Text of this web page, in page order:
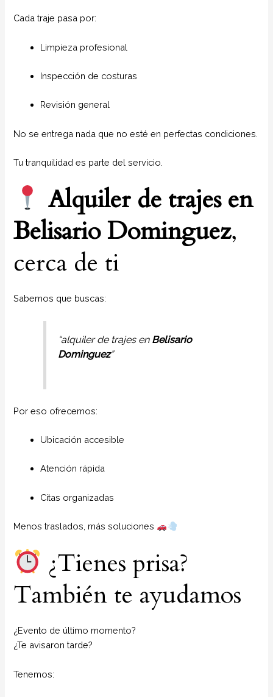
Cada traje pasa por:
Limpieza profesional
Inspección de costuras
Revisión general
No se entrega nada que no esté en perfectas condiciones.
Tu tranquilidad es parte del servicio.
Alquiler de trajes en
Belisario Dominguez,
cerca de ti
Sabemos que buscas:
“alquiler de trajes en Belisario
Dominguez”
Por eso ofrecemos:
Ubicación accesible
Atención rápida
Citas organizadas
Menos traslados, más soluciones
¿Tienes prisa?
También te ayudamos
¿Evento de último momento?
¿Te avisaron tarde?
Tenemos: